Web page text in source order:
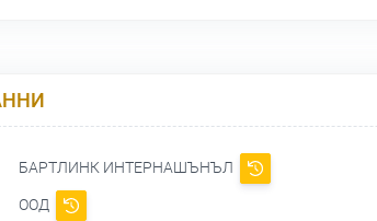
БАРТЛИНК ИНТЕРНАШЪНЪЛ
ООД